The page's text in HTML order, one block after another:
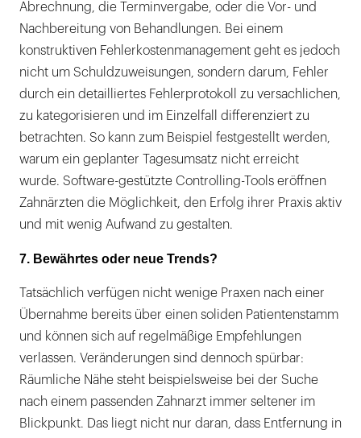
Abrechnung, die Terminvergabe, oder die Vor- und
Nachbereitung von Behandlungen. Bei einem
konstruktiven Fehlerkostenmanagement geht es jedoch
nicht um Schuldzuweisungen, sondern darum, Fehler
durch ein detailliertes Fehlerprotokoll zu versachlichen,
zu kategorisieren und im Einzelfall differenziert zu
betrachten. So kann zum Beispiel festgestellt werden,
warum ein geplanter Tagesumsatz nicht erreicht
wurde. Software-gestützte Controlling-Tools eröffnen
Zahnärzten die Möglichkeit, den Erfolg ihrer Praxis aktiv
und mit wenig Aufwand zu gestalten.
7. Bewährtes oder neue Trends?
Tatsächlich verfügen nicht wenige Praxen nach einer
Übernahme bereits über einen soliden Patientenstamm
und können sich auf regelmäßige Empfehlungen
verlassen. Veränderungen sind dennoch spürbar:
Räumliche Nähe steht beispielsweise bei der Suche
nach einem passenden Zahnarzt immer seltener im
Blickpunkt. Das liegt nicht nur daran, dass Entfernung in